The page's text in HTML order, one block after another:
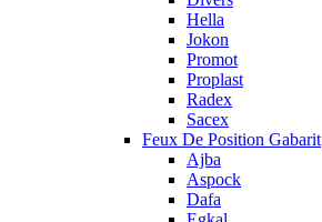
Hella
Jokon
Promot
Proplast
Radex
Sacex
Feux De Position Gabarit
Ajba
Aspock
Dafa